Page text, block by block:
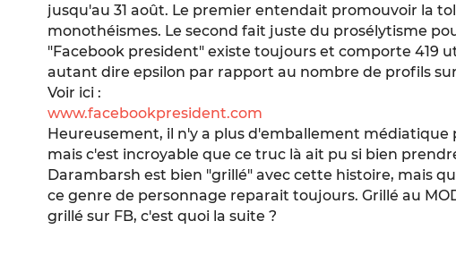
jusqu'au 31 août. Le premier entendait promouvoir la
monothéismes. Le second fait juste du prosélytisme
"Facebook president" existe toujours et comporte 419
autant dire epsilon par rapport au nombre de profils
Voir ici :
www.facebookpresident.com
Heureusement, il n'y a plus d'emballement médiatique
mais c'est incroyable que ce truc là ait pu si bien
Darambarsh est bien "grillé" avec cette histoire, mais
ce genre de personnage reparait toujours. Grillé au
grillé sur FB, c'est quoi la suite ?